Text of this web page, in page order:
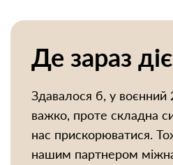
Де зараз
Здавалося б, у
важко, проте складна
нас прискорюватися.
нашим партнером